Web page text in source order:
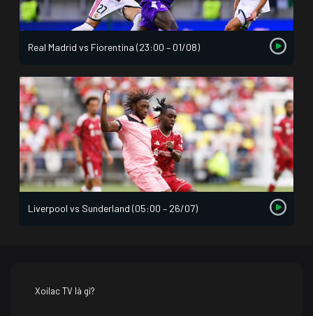
Real Madrid vs Fiorentina (23:00 – 01/08)
Liverpool vs Sunderland (05:00 – 26/07)
Xoilac TV là gì?